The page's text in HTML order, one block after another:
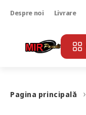
Despre noi Livrare
Pagina principală